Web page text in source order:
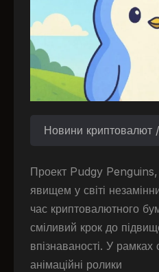
Новини
Проект Pudgy Penguins,
явищем у світі
час криптовалютного
сміливий крок до
впізнаваності. У рамках
анімаційні ролики